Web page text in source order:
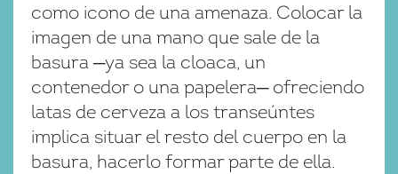
como icono de una amenaza. Colocar la
imagen de una mano que sale de la
basura ─ya sea la cloaca, un
contenedor o una papelera─ ofreciendo
latas de cerveza a los transeúntes
implica situar el resto del cuerpo en la
basura, hacerlo formar parte de ella.